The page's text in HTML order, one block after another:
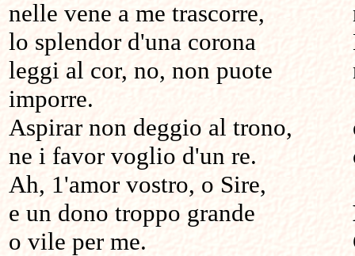
nelle vene a me trascorre,
lo splendor d'una corona
leggi al cor, no, non puote
imporre.
Aspirar non deggio al trono,
ne i favor voglio d'un re.
Ah, 1'amor vostro, o Sire,
e un dono troppo grande
o vile per me.